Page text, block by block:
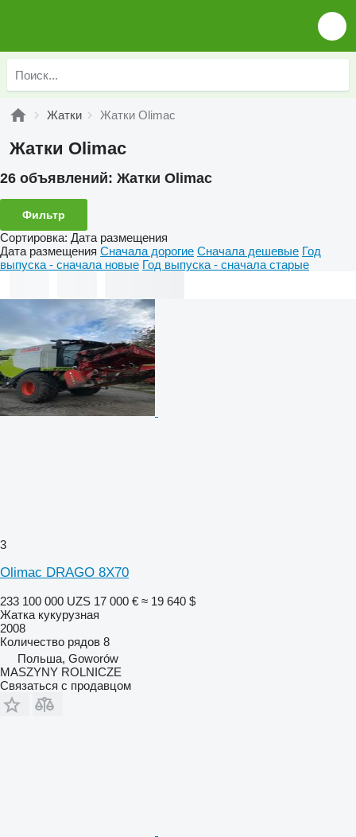
Жатки Жатки Olimac
Жатки Olimac
26 объявлений: Жатки Olimac
Фильтр
Сортировка: Дата размещения
Дата размещения Сначала дорогие Сначала дешевые Год
выпуска - сначала новые Год выпуска - сначала старые
3
Olimac DRAGO 8X70
233 100 000 UZS 17 000 € ≈ 19 640 $
Жатка кукурузная
2008
Количество рядов 8
Польша, Goworów
MASZYNY ROLNICZE
Связаться с продавцом